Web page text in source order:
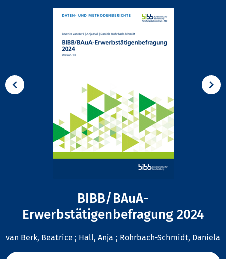
BIBB/BAuA-
Erwerbstätigenbefragung 2024
van Berk, Beatrice ; Hall, Anja ; Rohrbach-Schmidt, Daniela